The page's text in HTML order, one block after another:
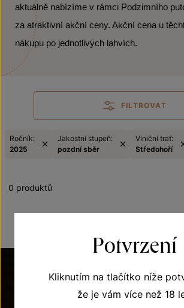
aktuálně nabízíme v rámci Podzimního
za atraktivní akční ceny. Akční cena u
nákupu po jednotlivých lahvích.
FILTROVAT
Ročník:
2025
Jakostní stupeň:
pozdní sběr
Viniční trať:
Středohoří
0 produktů
Potvrzení
Kliknutím na tlačítko níže
že je vám více než 18